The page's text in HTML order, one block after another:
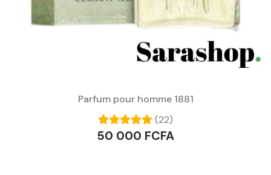
Parfum pour homme 1881
(22)
50 000 FCFA